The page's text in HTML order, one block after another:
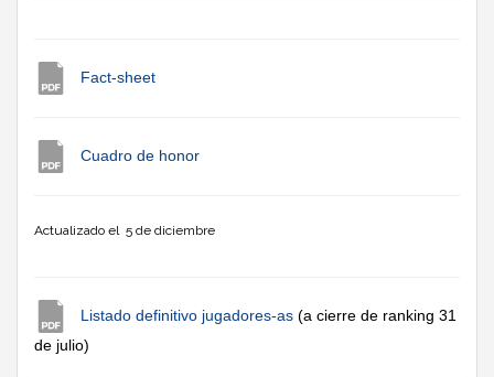
Fact-sheet
Cuadro de honor
Actualizado el 5 de diciembre
Listado definitivo jugadores-as (a cierre de ranking 31
de julio)